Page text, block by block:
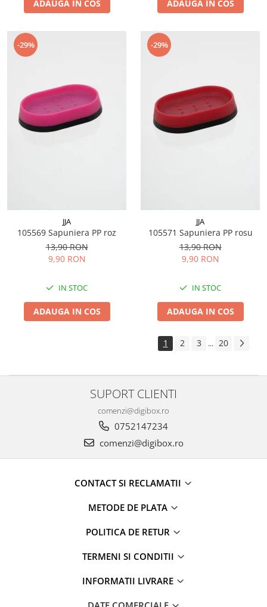
ADAUGA IN COS ADAUGA IN COS
-29%
JJA
105569 Sapuniera PP roz
13,90 RON
9,90 RON
IN STOC
ADAUGA IN COS
-29%
JJA
105571 Sapuniera PP rosu
13,90 RON
9,90 RON
IN STOC
ADAUGA IN COS
1 2 3 ... 20
SUPORT CLIENTI
comenzi@digibox.ro
0752147234
comenzi@digibox.ro
CONTACT SI RECLAMATII
METODE DE PLATA
POLITICA DE RETUR
TERMENI SI CONDITII
INFORMATII LIVRARE